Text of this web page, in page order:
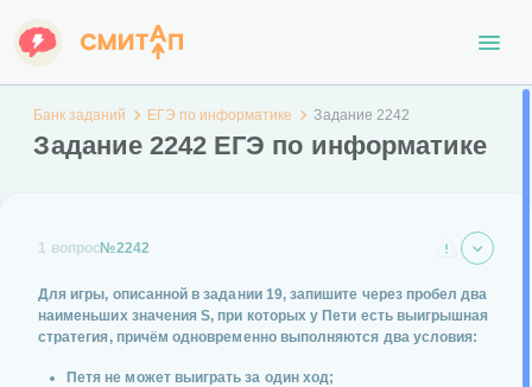
Банк заданий ЕГЭ по информатике Задание 2242
Задание 2242 ЕГЭ по информатике
1 вопрос№2242
Для игры, описанной в задании 19,запишите через пробел два
наименьших значения S, при которых у Пети есть выигрышная
стратегия, причём одновременно выполняются два условия:
Петя не может выиграть за один ход;